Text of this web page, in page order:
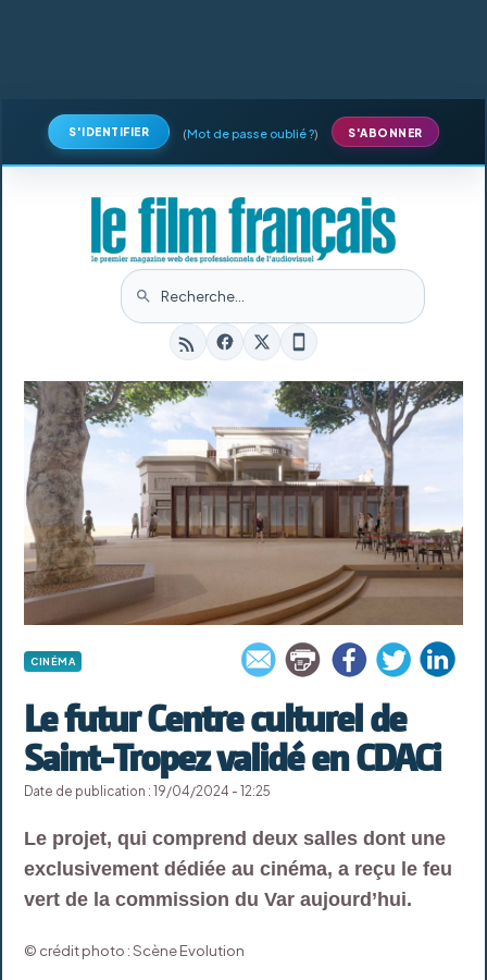
S'IDENTIFIER (Mot de passe oublié ?) S'ABONNER
CINÉMA
Le futur Centre culturel de
Saint-Tropez validé en CDACi
Date de publication : 19/04/2024 - 12:25
Le projet, qui comprend deux salles dont une
exclusivement dédiée au cinéma, a reçu le feu
vert de la commission du Var aujourd’hui.
© crédit photo : Scène Evolution